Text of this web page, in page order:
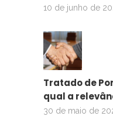
10 de junho de
Tratado de
qual a
30 de maio de